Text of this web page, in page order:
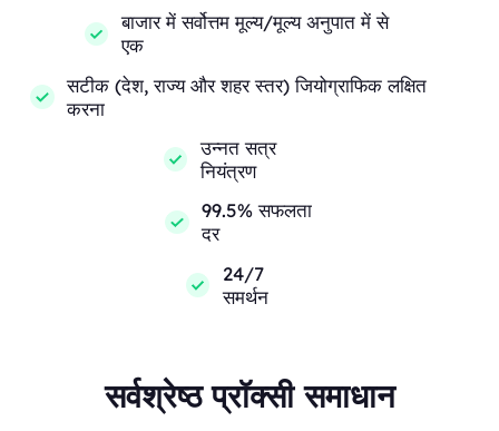
बाजार में सर्वोत्तम मूल्य/मूल्य अनुपात में से
एक
सटीक (देश, राज्य और शहर स्तर) जियोग्राफिक लक्षित
करना
उन्नत सत्र
नियंत्रण
99.5% सफलता
दर
24/7
समर्थन
सर्वश्रेष्ठ प्रॉक्सी समाधान